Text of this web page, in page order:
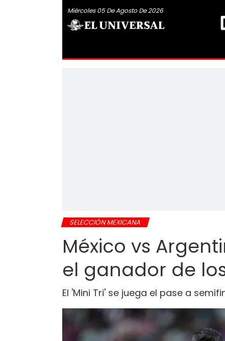
Miércoles 05 De Agosto De 2026
SELECCIÓN MEXICANA
México vs
el ganador de
El 'Mini Tri' se juega el pase a